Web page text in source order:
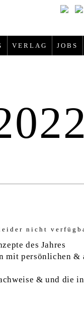
VERLAG JOBS
nicht
des Jahres
mit persönlichen &
& und die